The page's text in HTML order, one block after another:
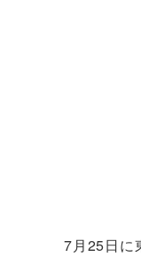
7月25日に